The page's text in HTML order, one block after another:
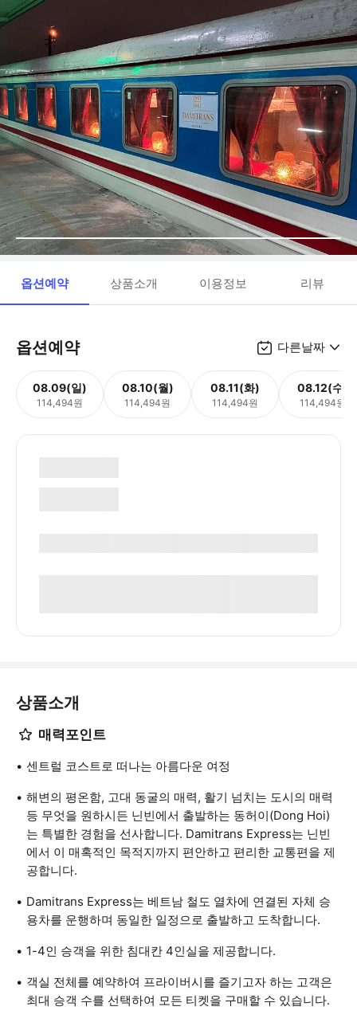
옵션예약 상품소개 이용정보 리뷰
옵션예약 다른날짜
08.09(일)
114,494원
08.10(월)
114,494원
08.11(화)
114,494원
08.12(수)
114,494원
상품소개
매력포인트
센트럴 코스트로 떠나는 아름다운 여정
해변의 평온함, 고대 동굴의 매력, 활기 넘치는 도시의 매력
등 무엇을 원하시든 닌빈에서 출발하는 동허이(Dong Hoi)
는 특별한 경험을 선사합니다. Damitrans Express는 닌빈
에서 이 매혹적인 목적지까지 편안하고 편리한 교통편을 제
공합니다.
Damitrans Express는 베트남 철도 열차에 연결된 자체 승
용차를 운행하며 동일한 일정으로 출발하고 도착합니다.
1-4인 승객을 위한 침대칸 4인실을 제공합니다.
객실 전체를 예약하여 프라이버시를 즐기고자 하는 고객은
최대 승객 수를 선택하여 모든 티켓을 구매할 수 있습니다.